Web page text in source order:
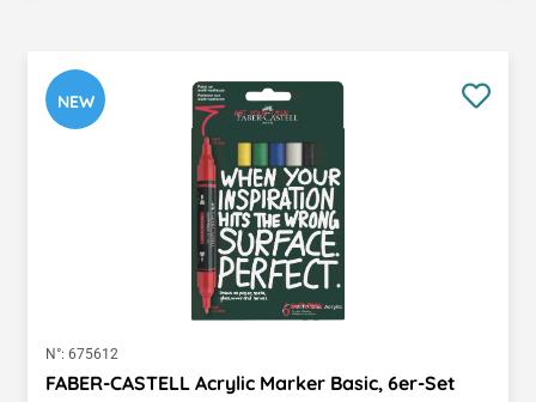
NEW
N°: 675612
FABER-CASTELL Acrylic Marker Basic, 6er-Set